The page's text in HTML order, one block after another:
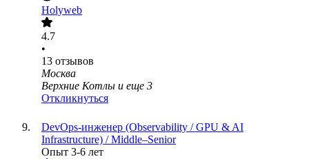
Holyweb
4.7
•
13 отзывов
Москва
Верхние Котлы и еще 3
Откликнуться
DevOps-инженер (Observability / GPU & AI
Infrastructure) / Middle–Senior
Опыт 3-6 лет